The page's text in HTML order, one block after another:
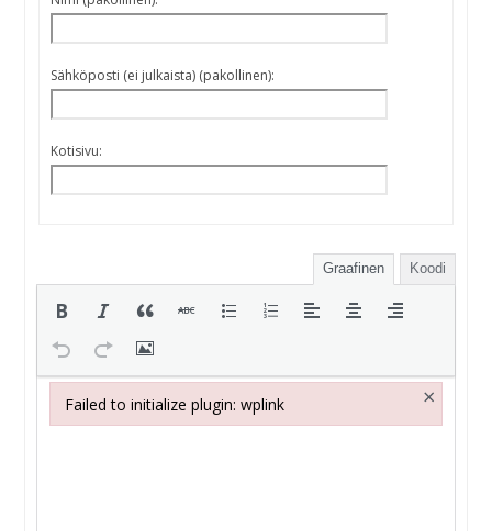
Sähköposti (ei julkaista) (pakollinen):
Kotisivu:
Graafinen Koodi
Failed to initialize plugin: wplink ×
Failed to initialize plugin: wplink